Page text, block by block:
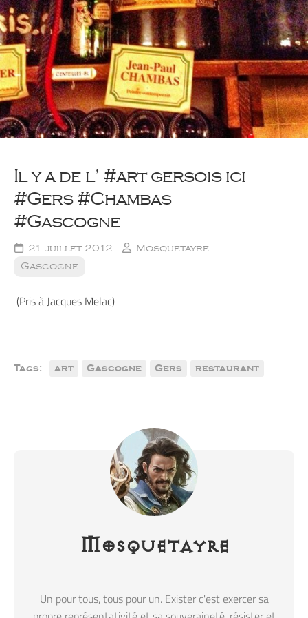
Il y a de l’ #art gersois ici
#Gers #Chambas
#Gascogne
21 juillet 2012
Mosquetayre
Gascogne
(Pris à Jacques Melac)
Tags: art Gascogne Gers restaurant
Mosquetayre
Un pour tous, tous pour un. Exister c'est exercer sa